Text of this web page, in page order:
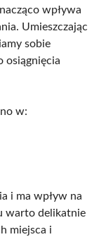
wpływa
Umieszczając
sobie
osiągnięcia
w:
i ma wpływ na
warto delikatnie
miejsca i